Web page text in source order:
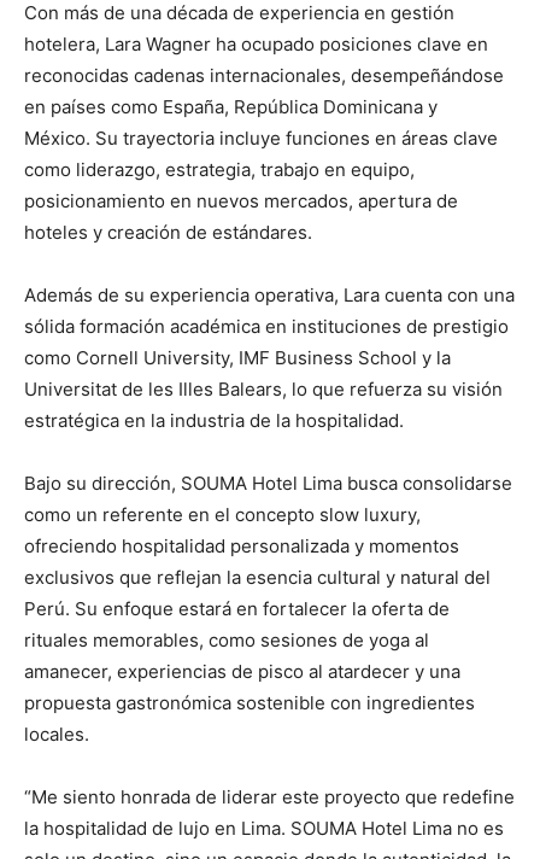
Con más de una década de experiencia en gestión
hotelera, Lara Wagner ha ocupado posiciones clave en
reconocidas cadenas internacionales, desempeñándose
en países como España, República Dominicana y
México. Su trayectoria incluye funciones en áreas clave
como liderazgo, estrategia, trabajo en equipo,
posicionamiento en nuevos mercados, apertura de
hoteles y creación de estándares.
Además de su experiencia operativa, Lara cuenta con una
sólida formación académica en instituciones de prestigio
como Cornell University, IMF Business School y la
Universitat de les Illes Balears, lo que refuerza su visión
estratégica en la industria de la hospitalidad.
Bajo su dirección, SOUMA Hotel Lima busca consolidarse
como un referente en el concepto slow luxury,
ofreciendo hospitalidad personalizada y momentos
exclusivos que reflejan la esencia cultural y natural del
Perú. Su enfoque estará en fortalecer la oferta de
rituales memorables, como sesiones de yoga al
amanecer, experiencias de pisco al atardecer y una
propuesta gastronómica sostenible con ingredientes
locales.
“Me siento honrada de liderar este proyecto que redefine
la hospitalidad de lujo en Lima. SOUMA Hotel Lima no es